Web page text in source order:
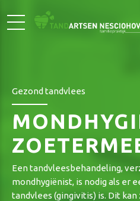
Gezond tandvlees
Een tandvleesbehandeling,
mondhygiënist, is nodig als er
tandvlees (gingivitis) is. Dit